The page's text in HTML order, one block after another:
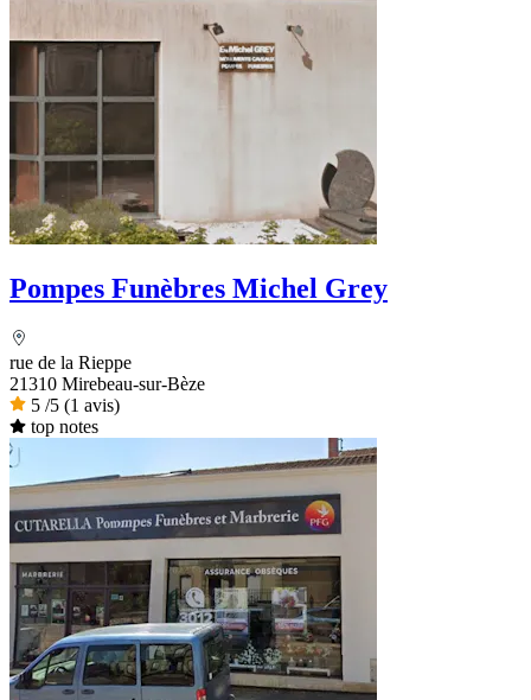
Pompes Funèbres Michel Grey
rue de la Rieppe
21310 Mirebeau-sur-Bèze
5 /5 (1 avis)
top notes